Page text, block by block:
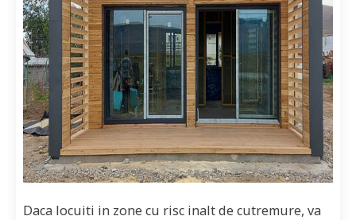
Daca locuiti in zone cu risc inalt de cutremure, va